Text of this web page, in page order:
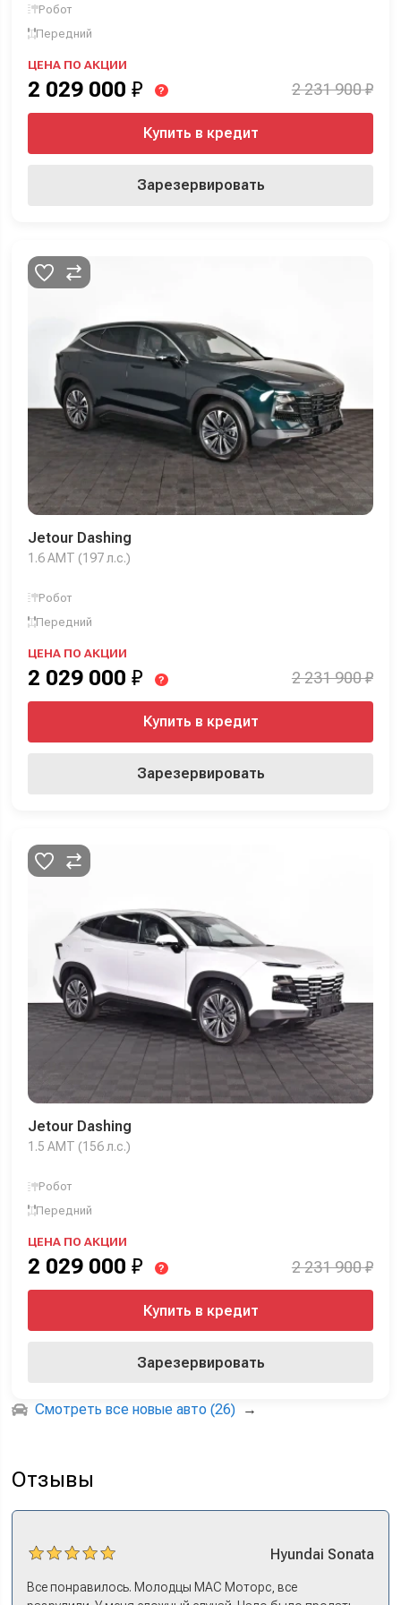
Робот
Передний
ЦЕНА ПО АКЦИИ
2 029 000 ₽ ? 2 231 900 ₽
Купить в кредит
Зарезервировать
Jetour Dashing
1.6 AMT (197 л.с.)
Робот
Передний
ЦЕНА ПО АКЦИИ
2 029 000 ₽ ? 2 231 900 ₽
Купить в кредит
Зарезервировать
Jetour Dashing
1.5 AMT (156 л.с.)
Робот
Передний
ЦЕНА ПО АКЦИИ
2 029 000 ₽ ? 2 231 900 ₽
Купить в кредит
Зарезервировать
Смотреть все новые авто (26) →
Отзывы
Hyundai Sonata
Все понравилось. Молодцы МАС Моторс, все